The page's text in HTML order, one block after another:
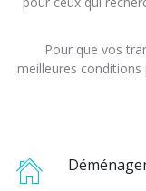
Pour que vos
meilleures